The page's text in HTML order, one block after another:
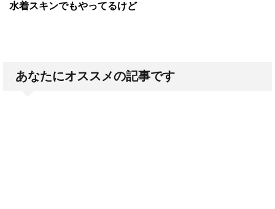
水着スキンでもやってるけど
あなたにオススメの記事です